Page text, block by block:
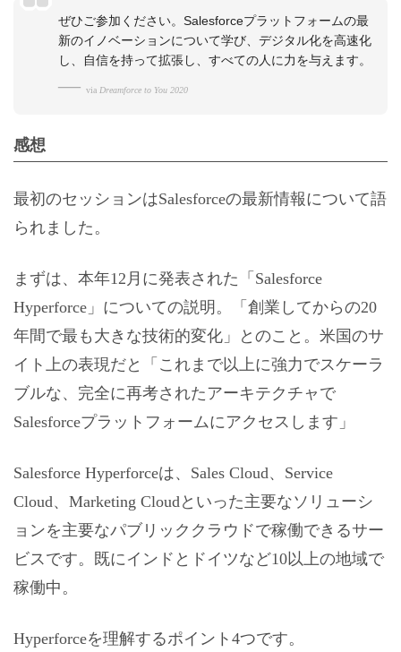
ぜひご参加ください。Salesforceプラットフォームの最
新のイノベーションについて学び、デジタル化を高速化
し、自信を持って拡張し、すべての人に力を与えます。
via Dreamforce to You 2020
感想
最初のセッションはSalesforceの最新情報について語
られました。
まずは、本年12月に発表された「Salesforce
Hyperforce」についての説明。「創業してからの20
年間で最も大きな技術的変化」とのこと。米国のサ
イト上の表現だと「これまで以上に強力でスケーラ
ブルな、完全に再考されたアーキテクチャで
Salesforceプラットフォームにアクセスします」
Salesforce Hyperforceは、Sales Cloud、Service
Cloud、Marketing Cloudといった主要なソリューシ
ョンを主要なパブリッククラウドで稼働できるサー
ビスです。既にインドとドイツなど10以上の地域で
稼働中。
Hyperforceを理解するポイント4つです。